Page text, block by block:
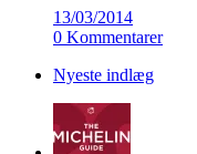
13/03/2014
0 Kommentarer
Nyeste indlæg